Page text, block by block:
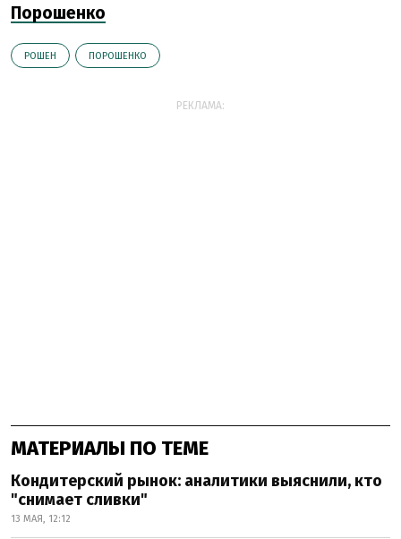
Порошенко
РОШЕН ПОРОШЕНКО
РЕКЛАМА:
МАТЕРИАЛЫ ПО ТЕМЕ
Кондитерский рынок: аналитики выяснили, кто
"снимает сливки"
13 МАЯ, 12:12